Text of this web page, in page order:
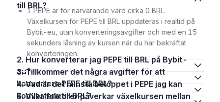
till BRL?
1 PEPE är för närvarande värd cirka 0 BRL.
Växelkursen för PEPE till BRL uppdateras i realtid på
Bybit-eu, utan konverteringsavgifter och med en 15
sekunders låsning av kursen när du har bekräftat
konverteringen.
2. Hur konverterar jag PEPE till BRL på Bybit-
eu?
3. Tillkommer det några avgifter för att
konvertera PEPE till BRL?
4. Vad är det minsta beloppet i PEPE jag kan
konvertera till BRL?
5. Vilka faktorer påverkar växelkursen mellan